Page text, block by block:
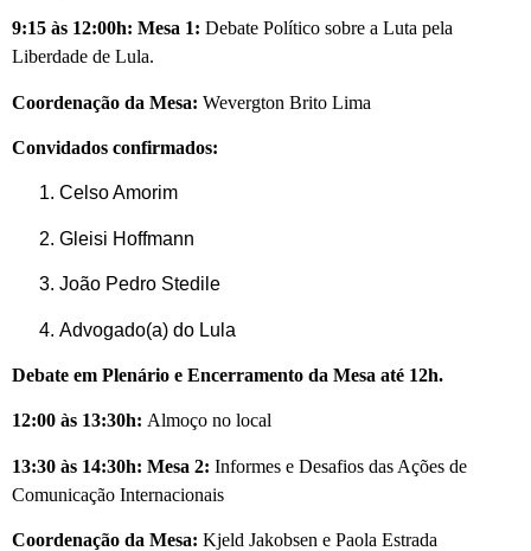
9:15 às 12:00h: Mesa 1: Debate Político sobre a Luta pela
Liberdade de Lula.
Coordenação da Mesa: Wevergton Brito Lima
Convidados confirmados:
Celso Amorim
Gleisi Hoffmann
João Pedro Stedile
Advogado(a) do Lula
Debate em Plenário e Encerramento da Mesa até 12h.
12:00 às 13:30h: Almoço no local
13:30 às 14:30h: Mesa 2: Informes e Desafios das Ações de
Comunicação Internacionais
Coordenação da Mesa: Kjeld Jakobsen e Paola Estrada